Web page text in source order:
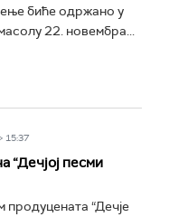
биће одржано у
22. новембра...
15:37
“Дечјој песми
“Дечје